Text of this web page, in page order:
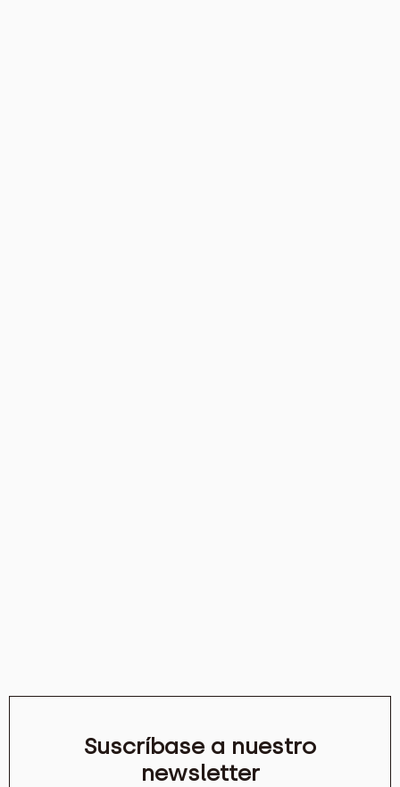
Suscríbase a nuestro
newsletter